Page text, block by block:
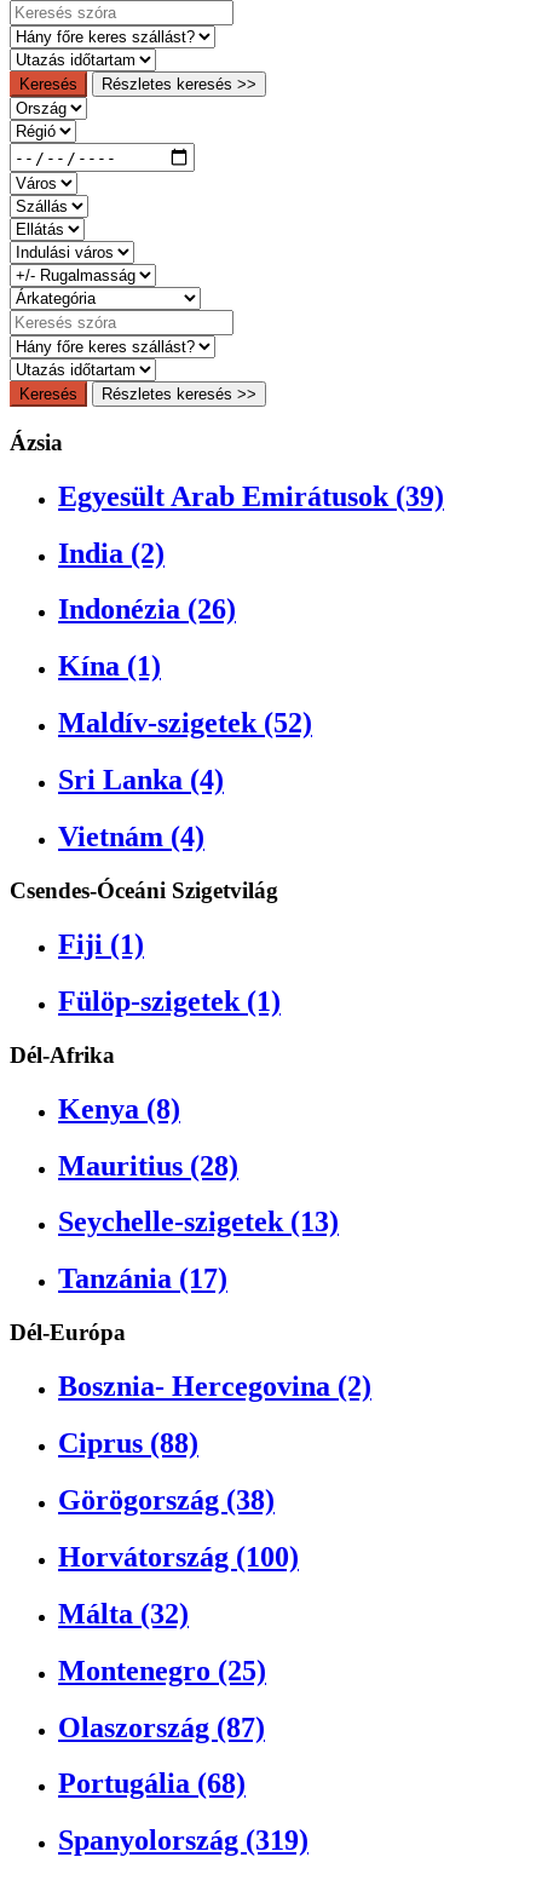
Keresés Részletes keresés >>
Keresés Részletes keresés >>
Ázsia
Egyesült Arab Emirátusok (39)
India (2)
Indonézia (26)
Kína (1)
Maldív-szigetek (52)
Sri Lanka (4)
Vietnám (4)
Csendes-Óceáni Szigetvilág
Fiji (1)
Fülöp-szigetek (1)
Dél-Afrika
Kenya (8)
Mauritius (28)
Seychelle-szigetek (13)
Tanzánia (17)
Dél-Európa
Bosznia- Hercegovina (2)
Ciprus (88)
Görögország (38)
Horvátország (100)
Málta (32)
Montenegro (25)
Olaszország (87)
Portugália (68)
Spanyolország (319)